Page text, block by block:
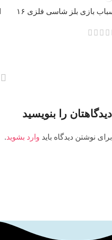
اسباب بازی بلز شاسی فلزی ۱۶
دیدگاهتان را بنویسید
برای نوشتن دیدگاه باید وارد بشوید.